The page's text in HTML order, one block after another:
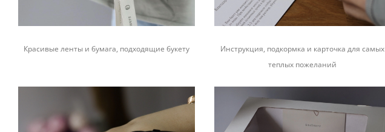
Красивые ленты и бумага, подходящие букету
Инструкция, подкормка и карточка для самых
теплых пожеланий